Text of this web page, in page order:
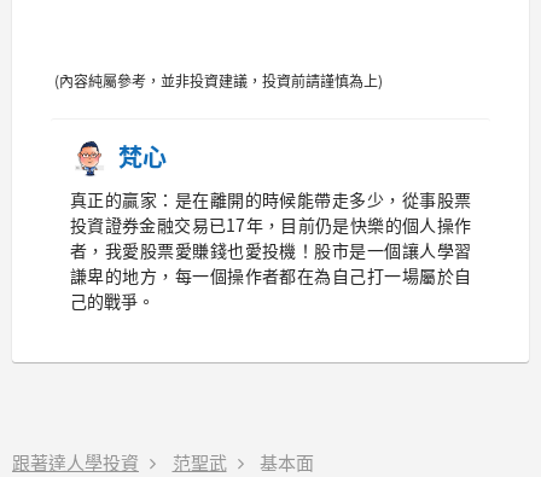
(內容純屬參考，並非投資建議，投資前請謹慎為上)
梵心
真正的贏家：是在離開的時候能帶走多少，從事股票
投資證券金融交易已17年，目前仍是快樂的個人操作
者，我愛股票愛賺錢也愛投機！股市是一個讓人學習
謙卑的地方，每一個操作者都在為自己打一場屬於自
己的戰爭。
跟著達人學投資 范聖武 基本面